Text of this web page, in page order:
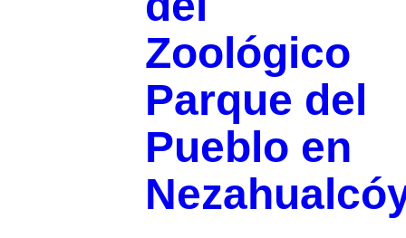
Zoológico
Parque del
Pueblo en